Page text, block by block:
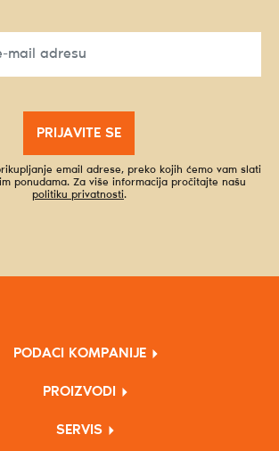
PRIJAVITE SE
email adrese, preko kojih ćemo vam slati
ponudama. Za više informacija pročitajte našu
politiku privatnosti.
PODACI KOMPANIJE
PROIZVODI
SERVIS